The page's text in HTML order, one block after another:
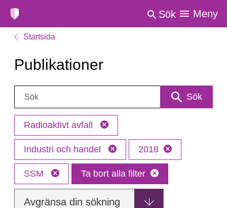
Sök Meny
Startsida
Publikationer
Sök: Sök
Radioaktivt avfall
Industri och handel 2018
SSM Ta bort alla filter
Avgränsa din sökning